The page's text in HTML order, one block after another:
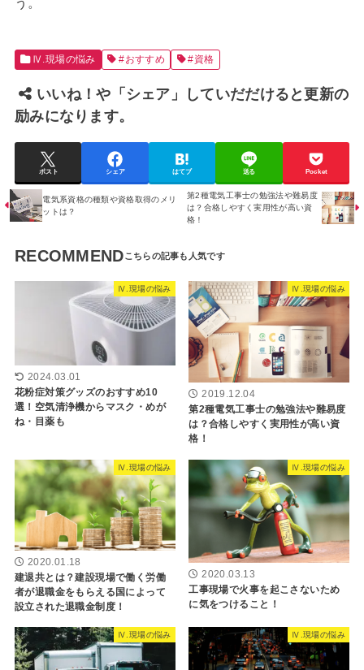
Ⅳ.現場の悩み #おすすめ #資格
いいね！や「シェア」していだだけると更新の
励みになります。
ポスト シェア はてブ 送る Pocket
電気系資格の種類や資格取得のメリ
ットは？
第2種電気工事士の勉強法や難易度
は？合格しやすく実用性が高い資
格！
RECOMMEND
Ⅳ.現場の悩み
2024.03.01
花粉症対策グッズのおすすめ10
選！空気清浄機からマスク・めが
ね・目薬も
Ⅳ.現場の悩み
2019.12.04
第2種電気工事士の勉強法や難易度
は？合格しやすく実用性が高い資
格！
Ⅳ.現場の悩み
2020.01.18
建退共とは？建設現場で働く労働
者が退職金をもらえる国によって
設立された退職金制度！
Ⅳ.現場の悩み
2020.03.13
工事現場で火事を起こさないため
に気をつけること！
Ⅳ.現場の悩み Ⅳ.現場の悩み